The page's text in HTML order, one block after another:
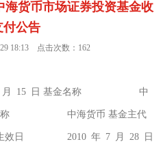
货币市场证券投资基金收
付公告
18:13 点击次数：162
7 月 15 日 基金名称 中
金简称 中海货币 基金主代
日 2010 年 7 月 28 日